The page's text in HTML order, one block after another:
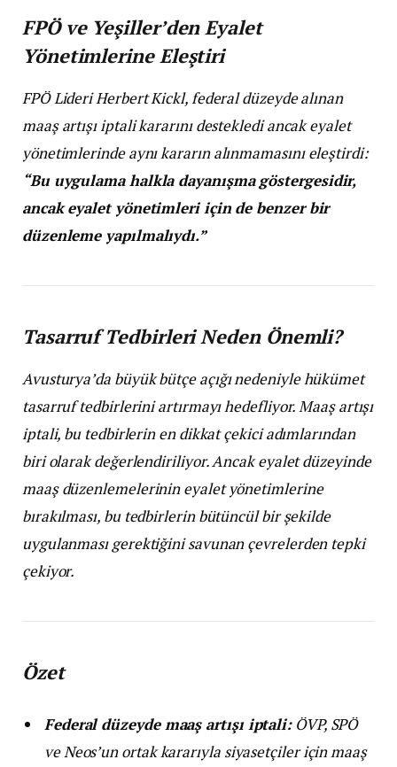
FPÖ ve Yeşiller’den Eyalet
Yönetimlerine Eleştiri
FPÖ Lideri Herbert Kickl, federal düzeyde alınan
maaş artışı iptali kararını destekledi ancak eyalet
yönetimlerinde aynı kararın alınmamasını eleştirdi:
“Bu uygulama halkla dayanışma göstergesidir,
ancak eyalet yönetimleri için de benzer bir
düzenleme yapılmalıydı.”
Tasarruf Tedbirleri Neden Önemli?
Avusturya’da büyük bütçe açığı nedeniyle hükümet
tasarruf tedbirlerini artırmayı hedefliyor. Maaş artışı
iptali, bu tedbirlerin en dikkat çekici adımlarından
biri olarak değerlendiriliyor. Ancak eyalet düzeyinde
maaş düzenlemelerinin eyalet yönetimlerine
bırakılması, bu tedbirlerin bütüncül bir şekilde
uygulanması gerektiğini savunan çevrelerden tepki
çekiyor.
Özet
Federal düzeyde maaş artışı iptali:ÖVP, SPÖ
ve Neos’un ortak kararıyla siyasetçiler için maaş